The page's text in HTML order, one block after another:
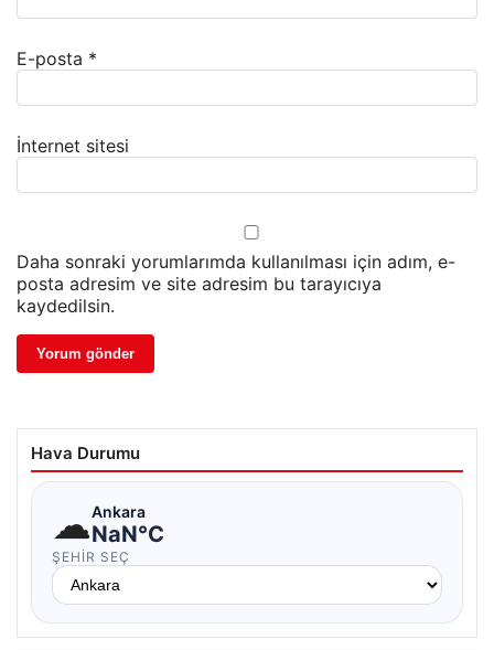
E-posta *
İnternet sitesi
Daha sonraki yorumlarımda kullanılması için adım, e-
posta adresim ve site adresim bu tarayıcıya
kaydedilsin.
Hava Durumu
☁Ankara
NaN°C
ŞEHIR SEÇ